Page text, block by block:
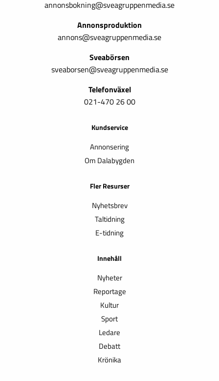
annonsbokning@sveagruppenmedia.se
Annonsproduktion
annons@sveagruppenmedia.se
Sveabörsen
sveaborsen@sveagruppenmedia.se
Telefonväxel
021-470 26 00
Kundservice
Annonsering
Om Dalabygden
Fler Resurser
Nyhetsbrev
Taltidning
E-tidning
Innehåll
Nyheter
Reportage
Kultur
Sport
Ledare
Debatt
Krönika